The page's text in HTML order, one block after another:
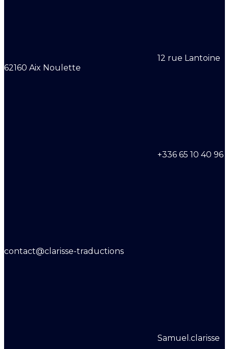
12 rue Lantoine
62160 Aix Noulette
+336 65 10 40 96
contact@clarisse-traductions
Samuel.clarisse